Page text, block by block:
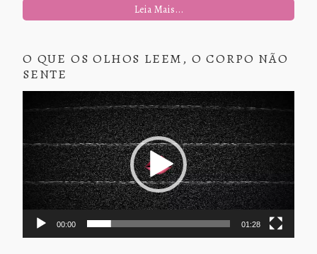
Leia Mais...
O QUE OS OLHOS LEEM, O CORPO NÃO
SENTE
de
vídeo
00:00 01:28